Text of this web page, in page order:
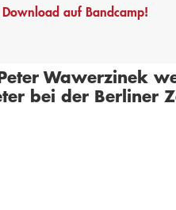
auf Bandcamp!
Wawerzinek
bei der Berliner